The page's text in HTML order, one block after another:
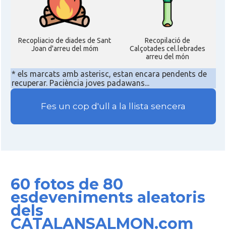
Recopliacio de diades de Sant
Joan d'arreu del móm
Recopilació de
Calçotades cel.lebrades
arreu del món
* els marcats amb asterisc, estan encara pendents de
recuperar. Paciència joves padawans...
Fes un cop d'ull a la llista sencera
60 fotos de 80
esdeveniments aleatoris
dels
CATALANSALMON.com